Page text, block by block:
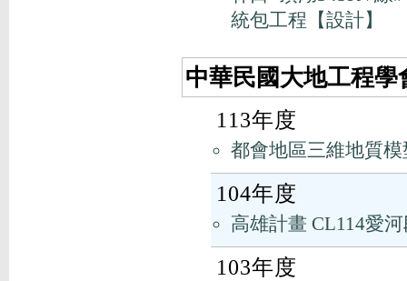
統包工程【設計】
中華民國大地工程
113年度
都會地區三維地質
104年度
高雄計畫 CL114愛
103年度